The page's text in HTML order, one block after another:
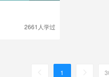
2661人学过
1